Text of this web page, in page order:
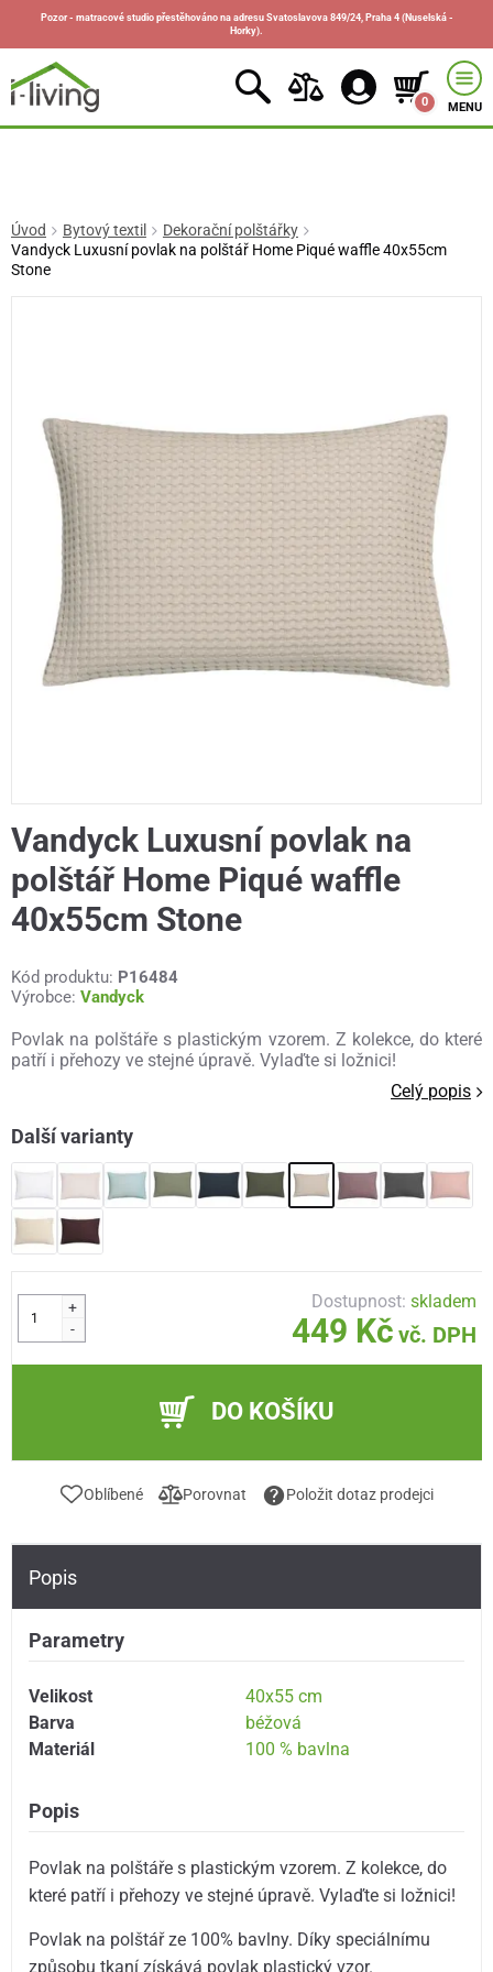
Pozor - matracové studio přestěhováno na adresu Svatoslavova 849/24, Praha 4 (Nuselská -
Horky).
0 MENU
Úvod Bytový textil
Dekorační polštářky
Vandyck Luxusní povlak na polštář Home Piqué waffle 40x55cm
Stone
Vandyck Luxusní povlak na
polštář Home Piqué waffle
40x55cm Stone
Kód produktu: P16484
Výrobce: Vandyck
Povlak na polštáře s plastickým vzorem. Z kolekce, do které
patří i přehozy ve stejné úpravě. Vylaďte si ložnici!
Celý popis
Další varianty
+
-
Dostupnost:skladem
449 Kč vč. DPH
DO KOŠÍKU
Oblíbené Porovnat Položit dotaz prodejci
Popis
Parametry
Velikost
40x55 cm
Barva
béžová
Materiál
100 % bavlna
Popis
Povlak na polštáře s plastickým vzorem. Z kolekce, do
které patří i přehozy ve stejné úpravě. Vylaďte si ložnici!
Povlak na polštář ze 100% bavlny. Díky speciálnímu
způsobu tkaní získává povlak plastický vzor.